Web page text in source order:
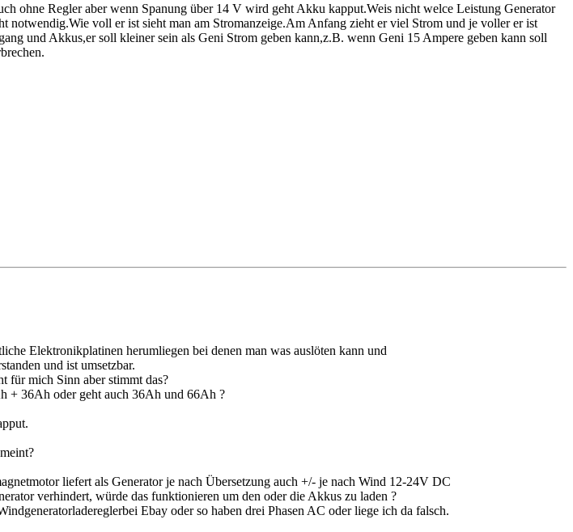
ohne Regler aber wenn Spanung über 14 V wird geht Akku kapput.Weis nicht welce Leistung Generator
notwendig.Wie voll er ist sieht man am Stromanzeige.Am Anfang zieht er viel Strom und je voller er ist
und Akkus,er soll kleiner sein als Geni Strom geben kann,z.B. wenn Geni 15 Ampere geben kann soll
Elektronikplatinen herumliegen bei denen man was auslöten kann und
und ist umsetzbar.
für mich Sinn aber stimmt das?
+ 36Ah oder geht auch 36Ah und 66Ah ?
liefert als Generator je nach Übersetzung auch +/- je nach Wind 12-24V DC
verhindert, würde das funktionieren um den oder die Akkus zu laden ?
Ebay oder so haben drei Phasen AC oder liege ich da falsch.